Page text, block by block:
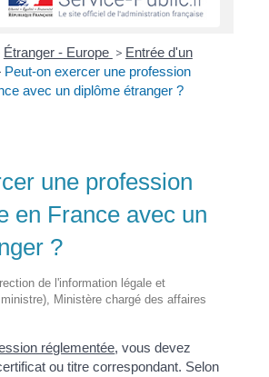
Étranger - Europe > Entrée d'un
Peut-on exercer une profession
avec un diplôme étranger ?
une profession
en France avec un
?
de l'information légale et
Ministère chargé des affaires
réglementée, vous devez
ou titre correspondant. Selon